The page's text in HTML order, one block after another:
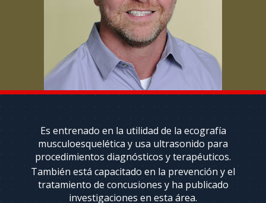
Lesiones
Ortopédicos
Es entrenado en la utilidad de la ecografía
musculoesquelética y usa ultrasonido para
procedimientos diagnósticos y terapéuticos.
También está capacitado en la prevención y el
tratamiento de concusiones y ha publicado
investigaciones en esta área.